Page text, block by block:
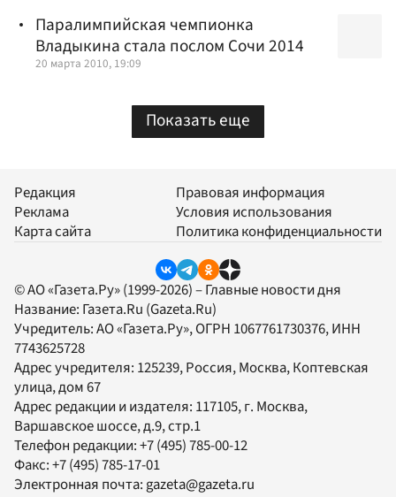
Паралимпийская чемпионка
Владыкина стала послом Сочи 2014
20 марта 2010, 19:09
Показать еще
Редакция
Реклама
Карта сайта
Правовая информация
Условия использования
Политика конфиденциальности
© АО «Газета.Ру» (1999-2026) – Главные новости дня
Название: Газета.Ru (Gazeta.Ru)
Учредитель:АО «Газета.Ру», ОГРН 1067761730376, ИНН
7743625728
Адрес учредителя: 125239, Россия, Москва, Коптевская
улица, дом 67
Адрес редакции и издателя: 117105, г. Москва,
Варшавское шоссе, д.9, стр.1
Телефон редакции:+7 (495) 785-00-12
Факс:+7 (495) 785-17-01
Электронная почта:gazeta@gazeta.ru